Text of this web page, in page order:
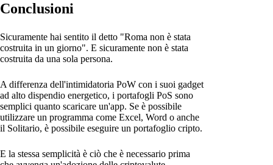
Conclusioni
Sicuramente hai sentito il detto "Roma non è stata
costruita in un giorno". E sicuramente non è stata
costruita da una sola persona.
A differenza dell'intimidatoria PoW con i suoi gadget
ad alto dispendio energetico, i portafogli PoS sono
semplici quanto scaricare un'app. Se è possibile
utilizzare un programma come Excel, Word o anche
il Solitario, è possibile eseguire un portafoglio cripto.
E la stessa semplicità è ciò che è necessario prima